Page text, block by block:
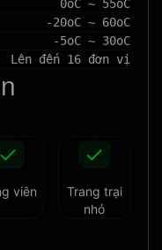
0oC ~ 55oC
-20oC ~ 60oC
-5oC ~ 30oC
Lên đến 16 đơn vị
viên
Trang trại
nhỏ